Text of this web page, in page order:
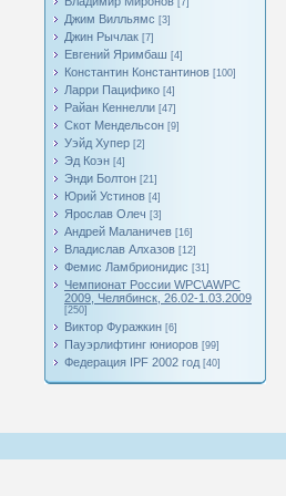
[7]
Джим Вилльямс [3]
Джин Рычлак [7]
Евгений Яримбаш [4]
Константин Константинов [100]
Ларри Пацифико [4]
Райан Кеннелли [47]
Скот Мендельсон [9]
Уэйд Хупер [2]
Эд Коэн [4]
Энди Болтон [21]
Юрий Устинов [4]
Ярослав Олеч [3]
Андрей Маланичев [16]
Владислав Алхазов [12]
Фемис Ламбрионидис [31]
Чемпионат России WPC\AWPC
2009, Челябинск, 26.02-1.03.2009
[250]
Виктор Фуражкин [6]
Пауэрлифтинг юниоров [99]
Федерация IPF 2002 год [40]